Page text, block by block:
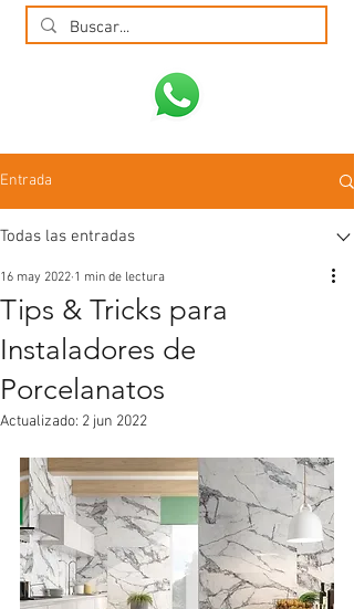
Entrada
Todas las entradas
Tips & Tricks para
Instaladores de
Porcelanatos
16 may 2022 1 min de lectura
Actualizado: 2 jun 2022